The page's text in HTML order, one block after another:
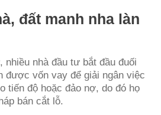
đất manh nha làn
nhà đầu tư bắt đầu đuối
được vốn vay để giải ngân việc
tiến độ hoặc đảo nợ, do đó họ
bán cắt lỗ.